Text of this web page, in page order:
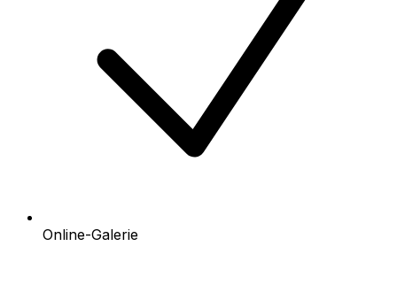
Online-Galerie